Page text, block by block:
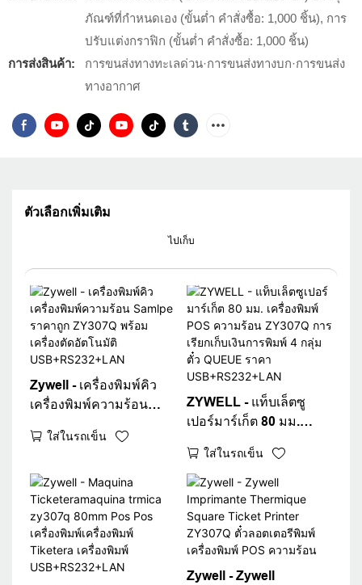
ภัณฑ์ที่กำหนดเอง (ขั้นต่ำ คำสั่งซื้อ: 1,000 ชิ้น), การ
ปรับแต่งกราฟิก (ขั้นต่ำ คำสั่งซื้อ: 1,000 ชิ้น)
การส่งสินค้า:
การขนส่งทางทะเลด่วน·การขนส่งทางบก·การขนส่ง
ทางอากาศ
ตัวเลือกเพิ่มเติม
ไปเก็บ
Zywell - เครื่องพิมพ์คิว
เครื่องพิมพ์ความร้อน
ZY307Q พร้อมเครื่องตัด
USB+RS232+LAN
ใส่ในรถเข็น
ZYWELL - แท็บเล็ตซู
เปอร์มาร์เก็ต 80 มม.
ร้อน ZY307Q การเรียก
เก็บเงินการพิมพ์ 4 กลุ่มตั๋ว
QUEUE ราคา
USB+RS232+LAN
ใส่ในรถเข็น
Zywell - Zywell